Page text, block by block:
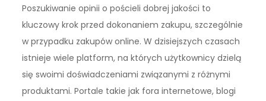
Poszukiwanie opinii o pościeli dobrej jakości to
kluczowy krok przed dokonaniem zakupu, szczególnie
w przypadku zakupów online. W dzisiejszych czasach
istnieje wiele platform, na których użytkownicy dzielą
się swoimi doświadczeniami związanymi z różnymi
produktami. Portale takie jak fora internetowe, blogi